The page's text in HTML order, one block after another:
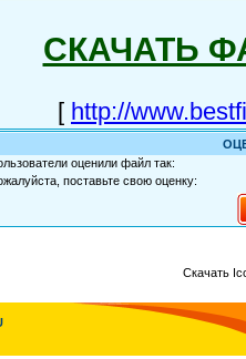
СКАЧАТЬ
[ http://
оценили файл так:
поставьте свою оценку:
Скачать